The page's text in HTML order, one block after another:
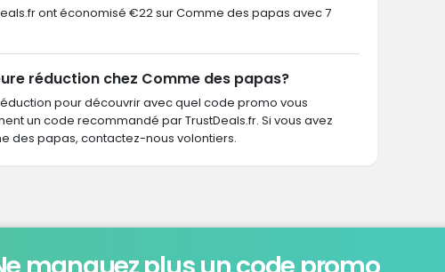
ont économisé €22 sur Comme des papas avec 7
réduction chez Comme des papas?
pour découvrir avec quel code promo vous
un code recommandé par TrustDeals.fr. Si vous avez
des papas, contactez-nous volontiers.